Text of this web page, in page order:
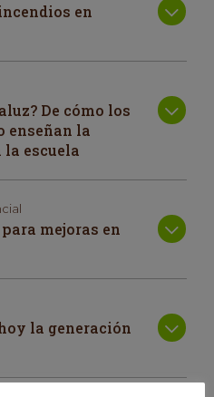
en
De cómo los
enseñan la
escuela
mejoras en
la generación